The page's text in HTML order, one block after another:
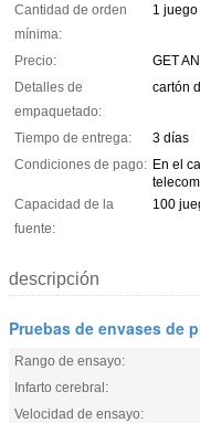
Cantidad de orden
mínima:
1 juego
Precio:
GET
Detalles de
empaquetado:
cartón
Tiempo de entrega:
3 días
Condiciones de pago: En el
Capacidad de la
fuente:
100
descripción
Pruebas de envases de
Rango de ensayo:
Infarto cerebral:
Velocidad de ensayo: